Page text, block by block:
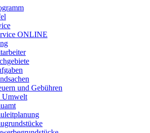
ONLINE
und Gebühren
Umwelt